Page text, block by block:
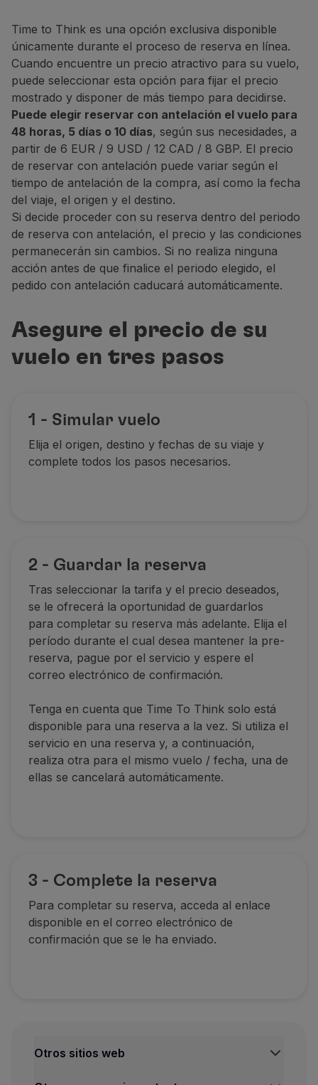
Alojamiento
Check-in
Información de Check-in
TAP Miles&Go
Programa TAP Miles&Go
Conozca el Programa
Gane millas
Utilice millas
Socios
Club TAP Miles&Go
Promociones y Ofertas
Centro de ayuda
Preguntas frecuentes
Solicitudes y reclamaciones
Contactos
Información útil
Equipaje perdido / dañado
Vuelo retrasado / cancelado
Time to Think es una opción exclusiva disponible
únicamente durante el proceso de reserva en línea.
Cuando encuentre un precio atractivo para su vuelo,
puede seleccionar esta opción para fijar el precio
mostrado y disponer de más tiempo para decidirse.
Puede elegir reservar con antelación el vuelo para
48 horas, 5 días o 10 días, según sus necesidades, a
partir de 6 EUR / 9 USD / 12 CAD / 8 GBP. El precio
de reservar con antelación puede variar según el
tiempo de antelación de la compra, así como la fecha
del viaje, el origen y el destino.
Si decide proceder con su reserva dentro del periodo
de reserva con antelación, el precio y las condiciones
permanecerán sin cambios. Si no realiza ninguna
acción antes de que finalice el periodo elegido, el
pedido con antelación caducará automáticamente.
Asegure el precio de su
vuelo en tres pasos
1 - Simular vuelo
Elija el origen, destino y fechas de su viaje y
complete todos los pasos necesarios.
2 - Guardar la reserva
Tras seleccionar la tarifa y el precio deseados,
se le ofrecerá la oportunidad de guardarlos
para completar su reserva más adelante. Elija el
período durante el cual desea mantener la pre-
reserva, pague por el servicio y espere el
correo electrónico de confirmación.
Tenga en cuenta que Time To Think solo está
disponible para una reserva a la vez. Si utiliza el
servicio en una reserva y, a continuación,
realiza otra para el mismo vuelo / fecha, una de
ellas se cancelará automáticamente.
3 - Complete la reserva
Para completar su reserva, acceda al enlace
disponible en el correo electrónico de
confirmación que se le ha enviado.
Otros sitios web